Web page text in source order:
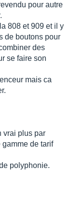
pour autre
808 et 909 et il y
de boutons pour
des
se faire son
mais ca
vrai plus par
de tarif
polyphonie.